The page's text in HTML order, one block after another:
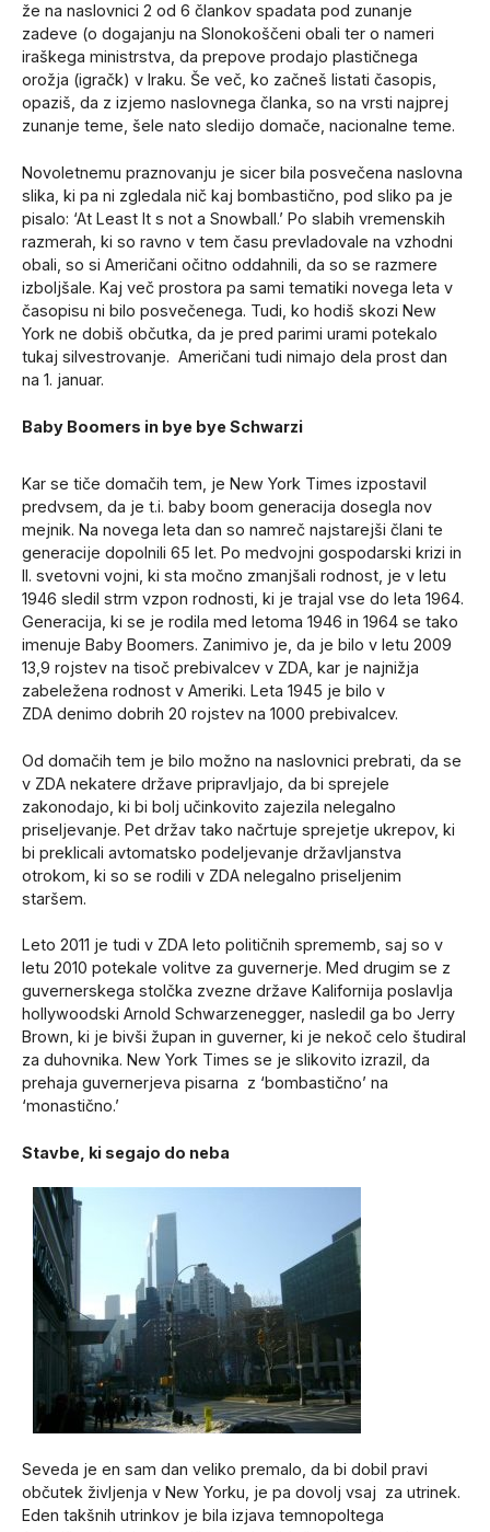
že na naslovnici 2 od 6 člankov spadata pod zunanje
zadeve (o dogajanju na Slonokoščeni obali ter o nameri
iraškega ministrstva, da prepove prodajo plastičnega
orožja (igračk) v Iraku. Še več, ko začneš listati časopis,
opaziš, da z izjemo naslovnega članka, so na vrsti najprej
zunanje teme, šele nato sledijo domače, nacionalne teme.
Novoletnemu praznovanju je sicer bila posvečena naslovna
slika, ki pa ni zgledala nič kaj bombastično, pod sliko pa je
pisalo: ‘At Least It s not a Snowball.’ Po slabih vremenskih
razmerah, ki so ravno v tem času prevladovale na vzhodni
obali, so si Američani očitno oddahnili, da so se razmere
izboljšale. Kaj več prostora pa sami tematiki novega leta v
časopisu ni bilo posvečenega. Tudi, ko hodiš skozi New
York ne dobiš občutka, da je pred parimi urami potekalo
tukaj silvestrovanje. Američani tudi nimajo dela prost dan
na 1. januar.
Baby Boomers in bye bye Schwarzi
Kar se tiče domačih tem, je New York Times izpostavil
predvsem, da je t.i. baby boom generacija dosegla nov
mejnik. Na novega leta dan so namreč najstarejši člani te
generacije dopolnili 65 let. Po medvojni gospodarski krizi in
II. svetovni vojni, ki sta močno zmanjšali rodnost, je v letu
1946 sledil strm vzpon rodnosti, ki je trajal vse do leta 1964.
Generacija, ki se je rodila med letoma 1946 in 1964 se tako
imenuje Baby Boomers. Zanimivo je, da je bilo v letu 2009
13,9 rojstev na tisoč prebivalcev v ZDA, kar je najnižja
zabeležena rodnost v Ameriki. Leta 1945 je bilo v
ZDA denimo dobrih 20 rojstev na 1000 prebivalcev.
Od domačih tem je bilo možno na naslovnici prebrati, da se
v ZDA nekatere države pripravljajo, da bi sprejele
zakonodajo, ki bi bolj učinkovito zajezila nelegalno
priseljevanje. Pet držav tako načrtuje sprejetje ukrepov, ki
bi preklicali avtomatsko podeljevanje državljanstva
otrokom, ki so se rodili v ZDA nelegalno priseljenim
staršem.
Leto 2011 je tudi v ZDA leto političnih sprememb, saj so v
letu 2010 potekale volitve za guvernerje. Med drugim se z
guvernerskega stolčka zvezne države Kalifornija poslavlja
hollywoodski Arnold Schwarzenegger, nasledil ga bo Jerry
Brown, ki je bivši župan in guverner, ki je nekoč celo študiral
za duhovnika. New York Times se je slikovito izrazil, da
prehaja guvernerjeva pisarna z ‘bombastično’ na
‘monastično.’
Stavbe, ki segajo do neba
Seveda je en sam dan veliko premalo, da bi dobil pravi
občutek življenja v New Yorku, je pa dovolj vsaj za utrinek.
Eden takšnih utrinkov je bila izjava temnopoltega